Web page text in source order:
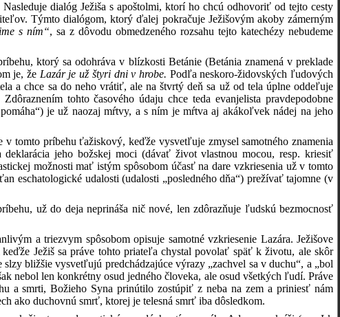
Nasleduje dialóg Ježiša s apoštolmi, ktorí ho chcú odhovoriť od tejto cesty
Týmto dialógom, ktorý ďalej pokračuje Ježišovým akoby zámerným
s ním“, sa z dôvodu obmedzeného rozsahu tejto katechézy nebudeme
ktorý sa odohráva v blízkosti Betánie (Betánia znamená v preklade
je, že Lazár je už štyri dni v hrobe. Podľa neskoro-židovských ľudových
a chce sa do neho vrátiť, ale na štvrtý deň sa už od tela úplne oddeľuje
tohto časového údaju chce teda evanjelista pravdepodobne
je už naozaj mŕtvy, a s ním je mŕtva aj akákoľvek nádej na jeho
tomto príbehu ťažiskový, keďže vysvetľuje zmysel samotného znamenia
jeho božskej moci (dávať život vlastnou mocou, resp. kriesiť
možnosti mať istým spôsobom účasť na dare vzkriesenia už v tomto
eschatologické udalosti (udalosti „posledného dňa“) prežívať tajomne (v
už do deja neprináša nič nové, len zdôrazňuje ľudskú bezmocnosť
a triezvym spôsobom opisuje samotné vzkriesenie Lazára. Ježišove
Ježiš sa práve tohto priateľa chystal povolať späť k životu, ale skôr
bližšie vysvetľujú predchádzajúce výrazy „zachvel sa v duchu“, a „bol
nebol len konkrétny osud jedného človeka, ale osud všetkých ľudí. Práve
a smrti, Božieho Syna prinútilo zostúpiť z neba na zem a priniesť nám
ako duchovnú smrť, ktorej je telesná smrť iba dôsledkom.